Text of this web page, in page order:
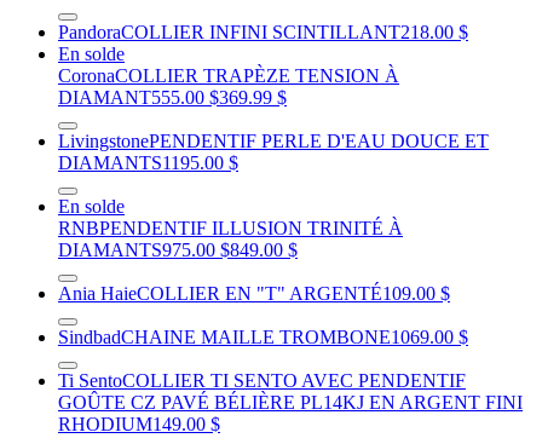
PandoraCOLLIER INFINI SCINTILLANT218.00 $
En solde
CoronaCOLLIER TRAPÈZE TENSION À
DIAMANT555.00 $369.99 $
LivingstonePENDENTIF PERLE D'EAU DOUCE ET
DIAMANTS1195.00 $
En solde
RNBPENDENTIF ILLUSION TRINITÉ À
DIAMANTS975.00 $849.00 $
Ania HaieCOLLIER EN "T" ARGENTÉ109.00 $
SindbadCHAINE MAILLE TROMBONE1069.00 $
Ti SentoCOLLIER TI SENTO AVEC PENDENTIF
GOÛTE CZ PAVÉ BÉLIÈRE PL14KJ EN ARGENT FINI
RHODIUM149.00 $